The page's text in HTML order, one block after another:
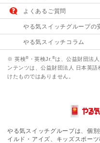
よくあるご質問
やる気スイッチグループの
やる気スイッチコラム
※ 英検® ・英検Jr. ®は、公益財団法
ンテンツは、公益財団法人 日本英
けたものではありません。
やる気スイッチグループは、個
イルド・アイズ、キッズスポー